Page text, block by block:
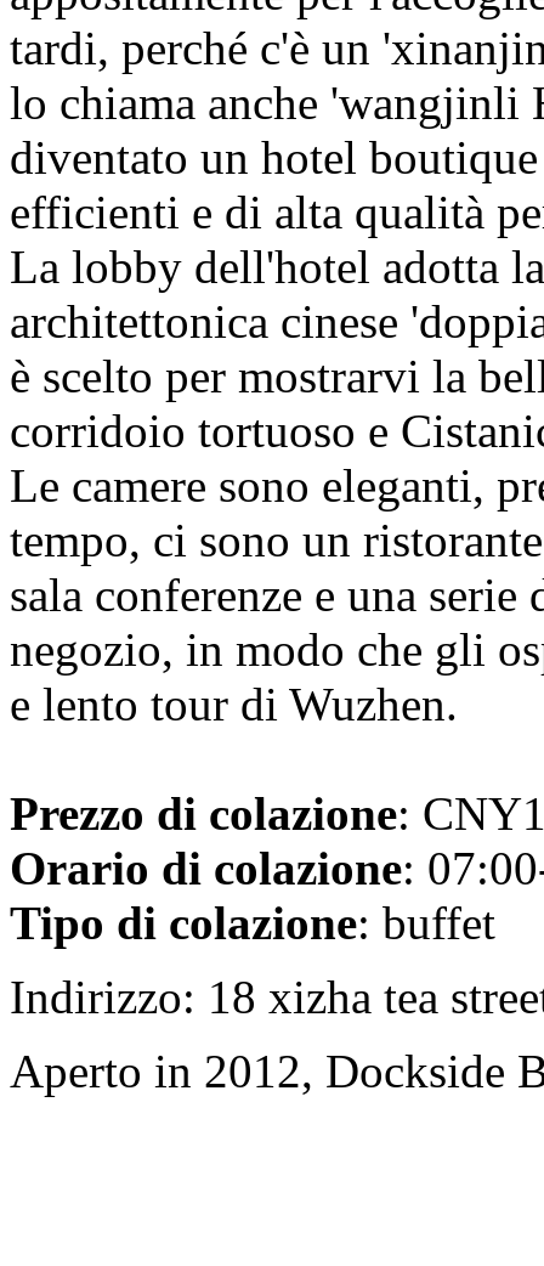
tardi, perché c'è un
lo chiama anche
diventato un hotel
efficienti e di alta qualità
La lobby dell'hotel adotta
architettonica cinese
è scelto per mostrarvi la
corridoio tortuoso e
Le camere sono eleganti,
tempo, ci sono un
sala conferenze e una
negozio, in modo che gli
e lento tour di Wuzhen.
Prezzo di colazione:
Orario di colazione:
Tipo di colazione: buffet
Indirizzo: 18 xizha tea
Aperto in 2012, Dockside